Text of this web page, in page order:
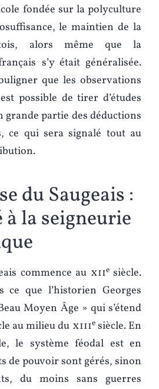
fondée sur la polyculture
le maintien de la
alors même que la
s’y était généralisée.
que les observations
possible de tirer d’études
partie des déductions
ce qui sera signalé tout au
du Saugeais :
la seigneurie
commence au xiiesiècle.
ce que l’historien Georges
Moyen Âge » qui s’étend
au milieu du xiiiesiècle. En
le système féodal est en
de pouvoir sont gérés, sinon
du moins sans guerres